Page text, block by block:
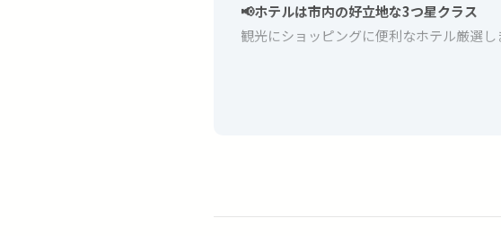
📢ホテルは市内の好立地な3つ星クラス
観光にショッピングに便利なホテル厳選